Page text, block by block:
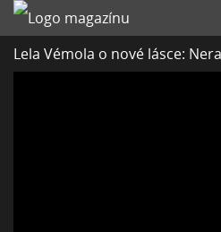
Lela Vémola o nové lásce: